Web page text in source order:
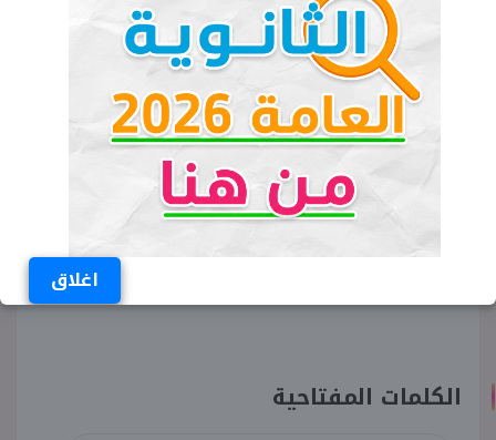
اغلاق
الكلمات المفتاحية